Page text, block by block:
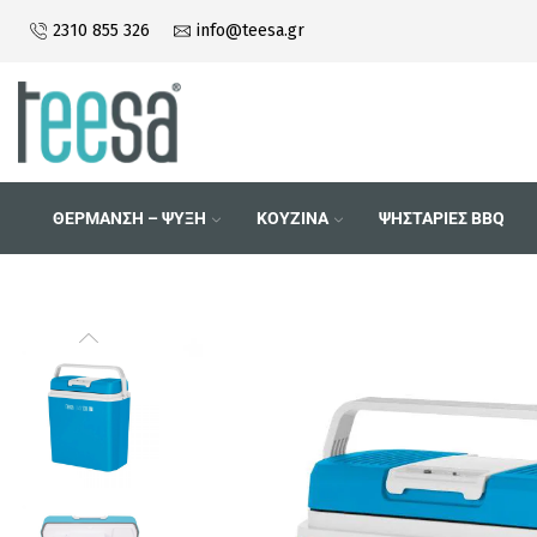
2310 855 326 info@teesa.gr
ΘΕΡΜΑΝΣΗ – ΨΥΞΗ ΚΟΥΖΙΝΑ ΨΗΣΤΑΡΙΕΣ BBQ